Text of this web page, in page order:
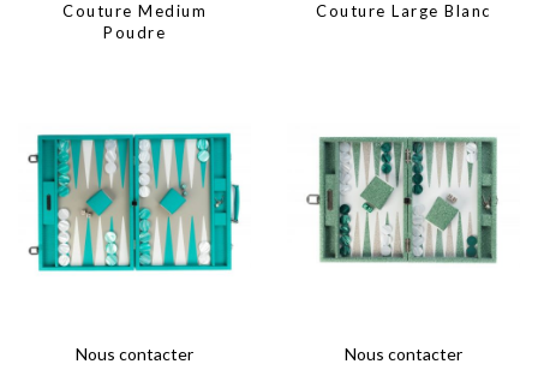
Couture Medium
Poudre
Couture Large Blanc
Nous contacter Nous contacter